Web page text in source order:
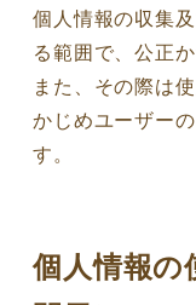
個人情報の収集
る範囲で、公正
また、その際は
かじめユーザー
す。
個人情報の